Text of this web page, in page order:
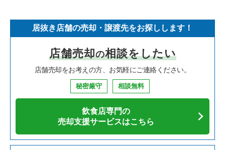
寿司の居抜き売却物件の案件一覧
焼肉の居抜き売却物件の案件一覧
鉄板焼き・お好み焼の居抜き売却物件の案件一覧
カフェの居抜き売却物件の案件一覧
テイクアウトの居抜き売却物件の案件一覧
神奈川県の飲食店の居抜き売却物件の案件一覧
大阪府の飲食店の居抜き売却物件の案件一覧
兵庫県の飲食店の居抜き売却物件の案件一覧
愛知県の飲食店の居抜き売却物件の案件一覧
岐阜県の飲食店の居抜き売却物件の案件一覧
新宿区の飲食店の居抜き売却物件の案件一覧
葛飾区の飲食店の居抜き売却物件の案件一覧
中央区の飲食店の居抜き売却物件の案件一覧
千代田区の飲食店の居抜き売却物件の案件一覧
港区の飲食店の居抜き売却物件の案件一覧
東京23区のイタリア料理の居抜き売却物件の案件一覧
東京23区の中華の居抜き売却物件の案件一覧
東京23区のそば・うどんの居抜き売却物件の案件一覧
東京23区の焼肉の居抜き売却物件の案件一覧
東京23区の鉄板焼き・お好み焼の居抜き売却物件の案件一覧
世田谷区のフランス料理の居抜き売却物件の案件一覧
世田谷区のイタリア料理の居抜き売却物件の案件一覧
世田谷区の中華の居抜き売却物件の案件一覧
世田谷区の焼肉の居抜き売却物件の案件一覧
世田谷区の鉄板焼き・お好み焼の居抜き売却物件の案件一覧
居抜き店舗の売却・譲渡先をお探しします！
店舗売却の相談をしたい
店舗売却をお考えの方、お気軽にご連絡ください。
秘密厳守 相談無料
飲食店専門の
売却支援サービスはこちら